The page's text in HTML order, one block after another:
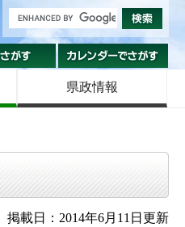
組織でさがす
県政情報
掲載日：2014年6月11日更新